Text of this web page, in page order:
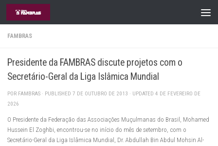
Skip to content
FAMBRAS
Presidente da FAMBRAS discute projetos com o
Secretário-Geral da Liga Islâmica Mundial
POR FAMBRAS · PUBLISHED 7 DE OUTUBRO DE 2013 · UPDATED 4 DE FEVEREIRO DE
2026
O Presidente da Federação das Associações Muçulmanas do Brasil, Mohamed
Hussein El Zoghbi, encontrou-se no início do mês de setembro, com o
Secretário-Geral da Liga Islâmica Mundial, Dr. Abdullah Bin Abdul Mohsin Al-